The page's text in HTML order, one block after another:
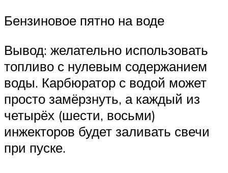
Бензиновое пятно на воде
Вывод: желательно использовать
топливо с нулевым содержанием
воды. Карбюратор с водой может
просто замёрзнуть, а каждый из
четырёх (шести, восьми)
инжекторов будет заливать свечи
при пуске.